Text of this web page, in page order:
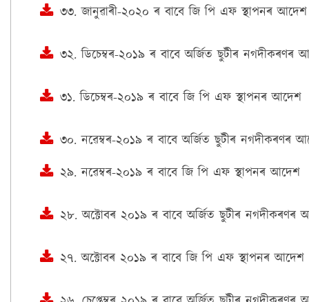
৩৩. জানুৱাৰী-২০২০ ৰ বাবে জি পি এফ স্থাপনৰ আদেশ
৩২. ডিচেম্বৰ-২০১৯ ৰ বাবে অৰ্জিত ছুটীৰ নগদীকৰণৰ
৩১. ডিচেম্বৰ-২০১৯ ৰ বাবে জি পি এফ স্থাপনৰ আদেশ
৩০. নৱেম্বৰ-২০১৯ ৰ বাবে অৰ্জিত ছুটীৰ নগদীকৰণৰ
২৯. নৱেম্বৰ-২০১৯ ৰ বাবে জি পি এফ স্থাপনৰ আদেশ
২৮. অক্টোবৰ ২০১৯ ৰ বাবে অৰ্জিত ছুটীৰ নগদীকৰণৰ
২৭. অক্টোবৰ ২০১৯ ৰ বাবে জি পি এফ স্থাপনৰ আদেশ